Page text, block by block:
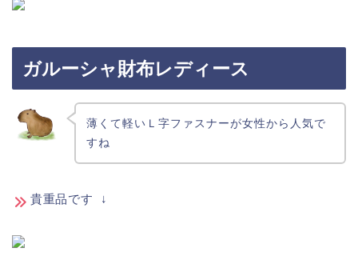
ガルーシャ財布レディース
薄くて軽いＬ字ファスナーが女性から人気で
すね
貴重品です ↓